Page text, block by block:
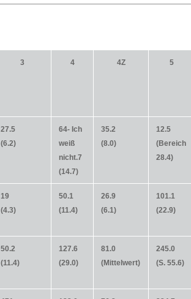
3 4 4Z 5
27.5
(6.2)
64- Ich
weiß
nicht.7
(14.7)
35.2
(8.0)
12.5
(Bereich
28.4)
19
(4.3)
50.1
(11.4)
26.9
(6.1)
101.1
(22.9)
50.2
(11.4)
127.6
(29.0)
81.0
(Mittelwert)
245.0
(S. 55.6)